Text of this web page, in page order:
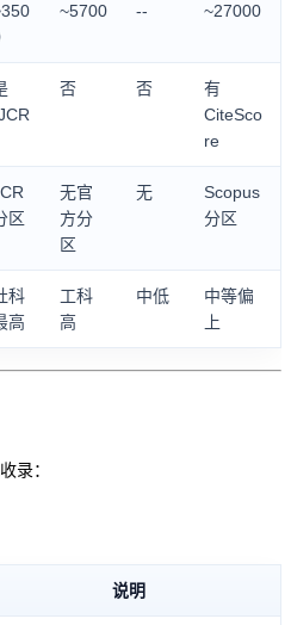
~5700 -- ~27000
否 否
有
CiteSco
re
区
无官
方分
区
无
Scopus
分区
科
高
工科
高
中低
中等偏
上
录：
说明